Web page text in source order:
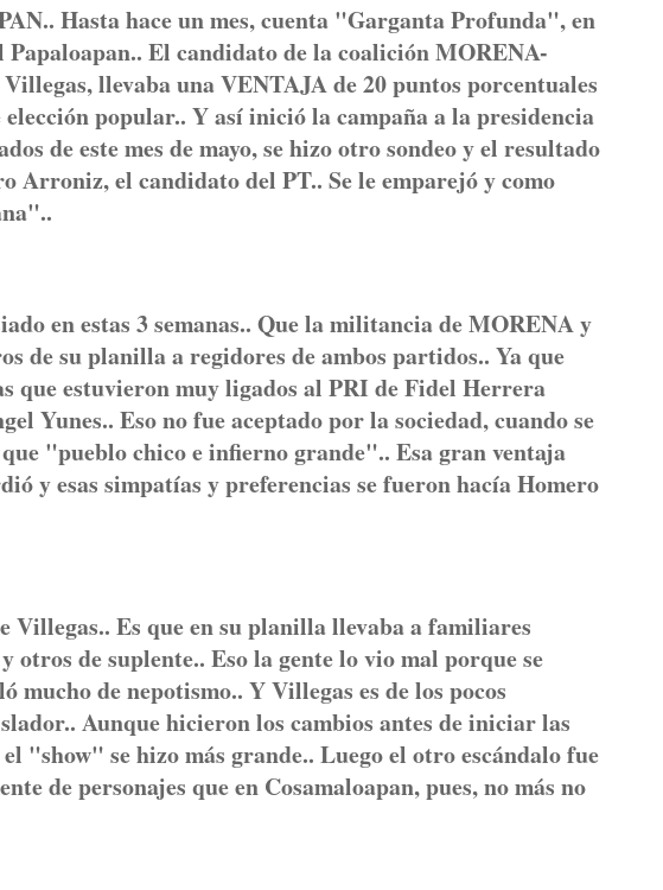
Hasta hace un mes, cuenta "Garganta Profunda", en
El candidato de la coalición MORENA-
llevaba una VENTAJA de 20 puntos porcentuales
elección popular.. Y así inició la campaña a la presidencia
de este mes de mayo, se hizo otro sondeo y el resultado
Arroniz, el candidato del PT.. Se le emparejó y como
en estas 3 semanas.. Que la militancia de MORENA y
de su planilla a regidores de ambos partidos.. Ya que
que estuvieron muy ligados al PRI de Fidel Herrera
Yunes.. Eso no fue aceptado por la sociedad, cuando se
"pueblo chico e infierno grande".. Esa gran ventaja
y esas simpatías y preferencias se fueron hacía Homero
Es que en su planilla llevaba a familiares
de suplente.. Eso la gente lo vio mal porque se
mucho de nepotismo.. Y Villegas es de los pocos
Aunque hicieron los cambios antes de iniciar las
"show" se hizo más grande.. Luego el otro escándalo fue
de personajes que en Cosamaloapan, pues, no más no